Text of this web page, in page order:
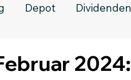
Depot Dividenden
2024: